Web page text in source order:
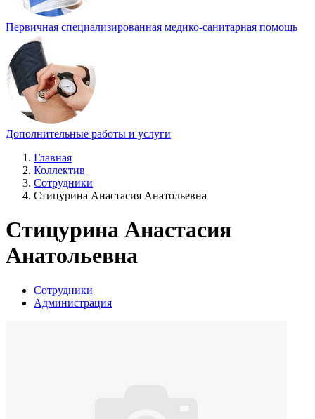
Первичная специализированная медико-санитарная помощь
Дополнительные работы и услуги
Главная
Коллектив
Сотрудники
Стицурина Анастасия Анатольевна
Стицурина Анастасия
Анатольевна
Сотрудники
Администрация